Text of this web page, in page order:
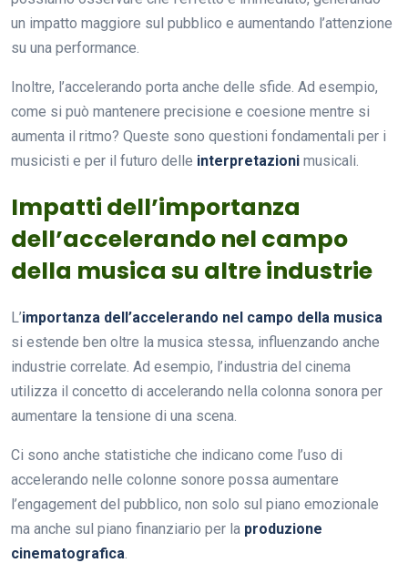
un impatto maggiore sul pubblico e aumentando l’attenzione
su una performance.
Inoltre, l’accelerando porta anche delle sfide. Ad esempio,
come si può mantenere precisione e coesione mentre si
aumenta il ritmo? Queste sono questioni fondamentali per i
musicisti e per il futuro delle interpretazioni musicali.
Impatti dell’importanza
dell’accelerando nel campo
della musica su altre industrie
L’importanza dell’accelerando nel campo della musica
si estende ben oltre la musica stessa, influenzando anche
industrie correlate. Ad esempio, l’industria del cinema
utilizza il concetto di accelerando nella colonna sonora per
aumentare la tensione di una scena.
Ci sono anche statistiche che indicano come l’uso di
accelerando nelle colonne sonore possa aumentare
l’engagement del pubblico, non solo sul piano emozionale
ma anche sul piano finanziario per la produzione
cinematografica.